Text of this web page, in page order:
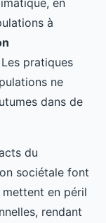
à
pratiques
ne
dans de
du
sociétale font
mettent en péril
rendant